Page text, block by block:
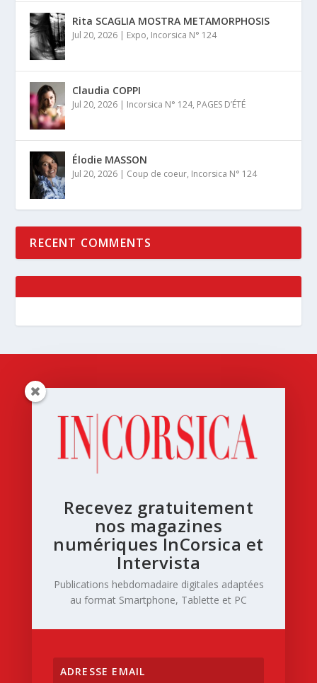
Rita SCAGLIA MOSTRA METAMORPHOSIS
Jul 20, 2026 | Expo, Incorsica N° 124
Claudia COPPI
Jul 20, 2026 | Incorsica N° 124, PAGES D’ÉTÉ
Élodie MASSON
Jul 20, 2026 | Coup de coeur, Incorsica N° 124
RECENT COMMENTS
Recevez gratuitement
nos magazines
numériques InCorsica et
Intervista
Publications hebdomadaire digitales adaptées
au format Smartphone, Tablette et PC